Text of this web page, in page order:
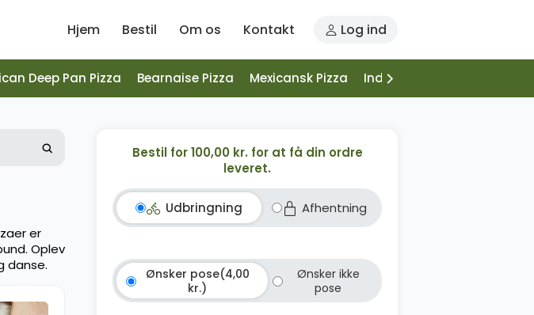
Hjem Bestil Om os Kontakt Log ind
Deep Pan Pizza Bearnaise Pizza Mexicansk Pizza Indbagt Pizza
er
Oplev
danse.
Bestil for 100,00 kr. for at få din ordre
leveret.
Udbringning Afhentning
Ønsker pose(4,00
kr.)
Ønsker ikke
pose